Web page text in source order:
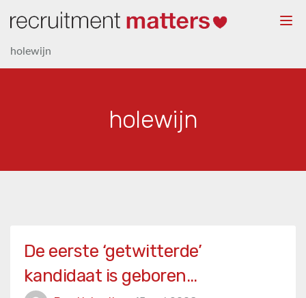
holewijn
holewijn
De eerste ‘getwitterde’
kandidaat is geboren…